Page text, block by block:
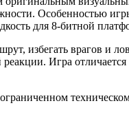
Особенностью
для 8-битной
избегать врагов и
Игра